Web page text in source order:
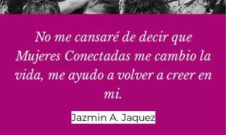
No me cansaré de decir que
Mujeres Conectadas me cambio la
vida, me ayudo a volver a creer en
mi.
Jazmin A. Jaquez